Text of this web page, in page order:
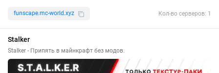
funscape.mc-world.xyz Кол-во серверов: 1
Stalker
Stalker - Припять в майнкрафт без модов.